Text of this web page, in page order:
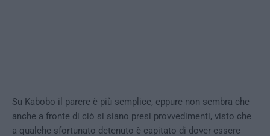
Su Kabobo il parere è più semplice, eppure non sembra che
anche a fronte di ciò si siano presi provvedimenti, visto che
a qualche sfortunato detenuto è capitato di dover essere